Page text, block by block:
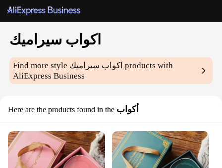
اكواب سيراميك
Find more style اكواب سيراميك products with
AliExpress Business
Here are the products found in the أكواب